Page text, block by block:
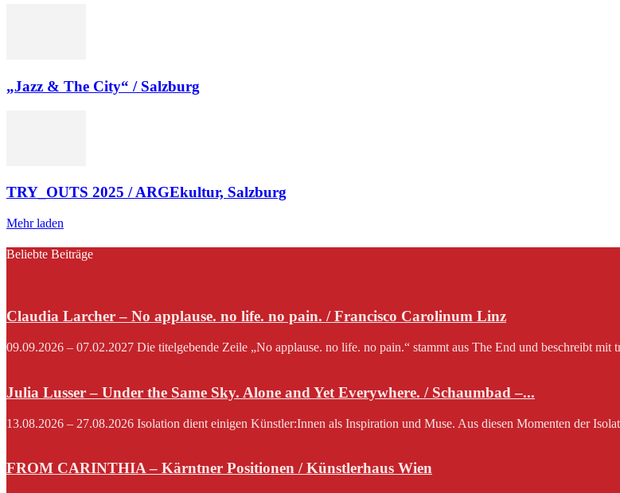
„Jazz & The City“ / Salzburg
TRY_OUTS 2025 / ARGEkultur, Salzburg
Mehr laden
Beliebte Beiträge
Claudia Larcher – No applause. no life. no pain. / Francisco Carolinum Linz
09.09.2026 – 07.02.2027 Die titelgebende Zeile „No applause. no life. no pain.“ stammt aus The End und beschreibt mit
Julia Lusser – Under the Same Sky. Alone and Yet Everywhere. / Schaumbad –...
13.08.2026 – 27.08.2026 Isolation dient einigen Künstler:Innen als Inspiration und Muse. Aus diesen Momenten der
FROM CARINTHIA – Kärntner Positionen / Künstlerhaus Wien